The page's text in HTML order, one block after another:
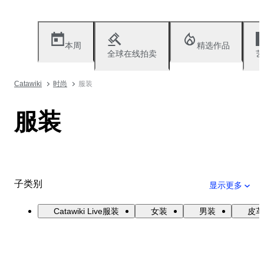
本周
全球在线拍卖
精选作品
Catawiki 时尚 服装
服装
子类别 显示更多
Catawiki Live服装 女装 男装 皮